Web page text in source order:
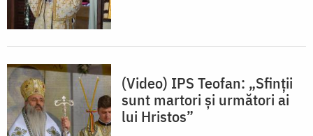
(Video) IPS Teofan: „Sfinții
sunt martori și următori ai
lui Hristos”